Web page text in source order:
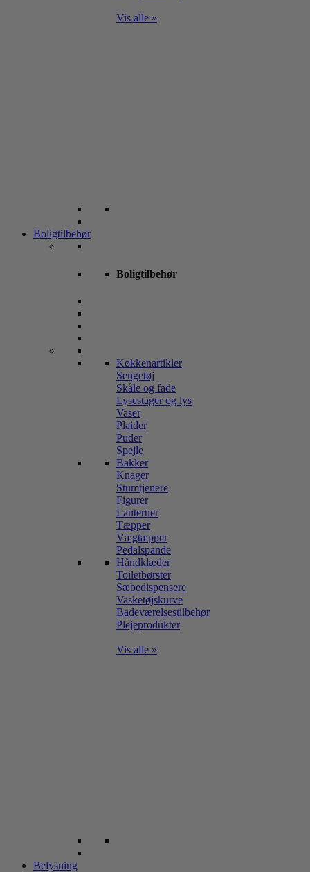
Vis alle »
Boligtilbehør
Boligtilbehør
Køkkenartikler
Sengetøj
Skåle og fade
Lysestager og lys
Vaser
Plaider
Puder
Spejle
Bakker
Knager
Stumtjenere
Figurer
Lanterner
Tæpper
Vægtæpper
Pedalspande
Håndklæder
Toiletbørster
Sæbedispensere
Vasketøjskurve
Badeværelsestilbehør
Plejeprodukter
Vis alle »
Belysning